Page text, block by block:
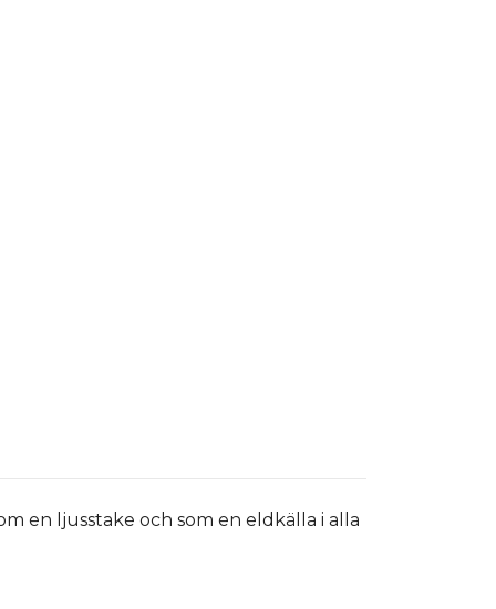
en ljusstake och som en eldkälla i alla